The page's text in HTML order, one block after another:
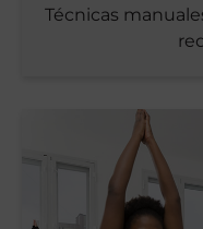
Técnicas